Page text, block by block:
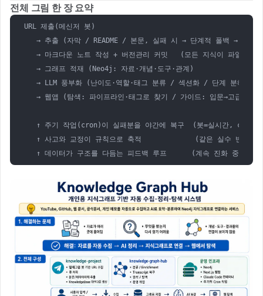
전체 그림 한 장 요약
URL 제출(메신저 봇)
→ 추출 (자막 / README / 본문, 실패 시 → 단계적 폴백 → 최후
→ 마크다운 노트 작성 + 버전관리 커밋   (모든 지식이 파일로 보
   → 그래프 적재 (Neo4j: 자료·개념·도구·관계)
→ LLM 풍부화 (난이도·역할·태그 분류 / 섹션화 / 단계 분해 /
→ 웹앱 (탐색: 파이프라인·태그로 찾기 / 가이드: 입문→고급 읽는
↑ 주기 작업(cron)이 실패분을 야간에 복구  (봇=실시간, cron=
↑ 사고와 교정이 규칙으로 축적             (같은 실수 반복 금